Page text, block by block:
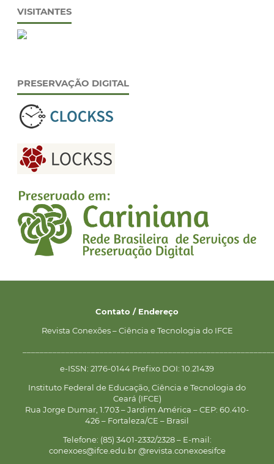
VISITANTES
PRESERVAÇÃO DIGITAL
Contato / Endereço
Revista Conexões – Ciência e Tecnologia do IFCE
e-ISSN: 2176-0144 Prefixo DOI: 10.21439
Instituto Federal de Educação, Ciência e Tecnologia do
Ceará (IFCE)
Rua Jorge Dumar, 1.703 – Jardim América – CEP: 60.410-
426 – Fortaleza/CE – Brasil
Telefone: (85) 3401-2332/2328 – E-mail:
conexoes@ifce.edu.br @revista.conexoesifce